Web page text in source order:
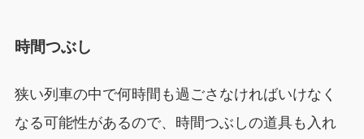
時間つぶし
狭い列車の中で何時間も過ごさなければいけなく
なる可能性があるので、時間つぶしの道具も入れ